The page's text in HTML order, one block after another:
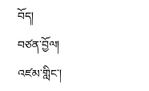
བོད།
བཙན་བྱོལ།
འཛམ་གླིང༌།